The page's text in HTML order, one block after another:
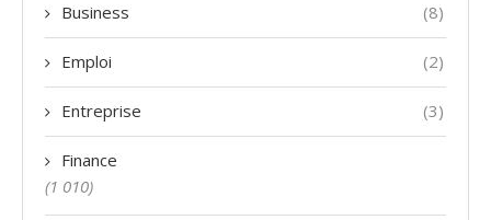
Business (8)
Emploi (2)
Entreprise (3)
Finance
(1 010)